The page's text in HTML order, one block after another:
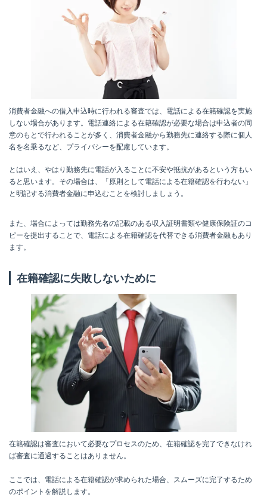
消費者金融への借入申込時に行われる審査では、電話による在籍確認を実施
しない場合があります。電話連絡による在籍確認が必要な場合は申込者の同
意のもとで行われることが多く、消費者金融から勤務先に連絡する際に個人
名を名乗るなど、プライバシーを配慮しています。
とはいえ、やはり勤務先に電話が入ることに不安や抵抗があるという方もい
ると思います。その場合は、「原則として電話による在籍確認を行わない」
と明記する消費者金融に申込むことを検討しましょう。
また、場合によっては勤務先名の記載のある収入証明書類や健康保険証のコ
ピーを提出することで、電話による在籍確認を代替できる消費者金融もあり
ます。
在籍確認に失敗しないために
在籍確認は審査において必要なプロセスのため、在籍確認を完了できなけれ
ば審査に通過することはありません。
ここでは、電話による在籍確認が求められた場合、スムーズに完了するため
のポイントを解説します。